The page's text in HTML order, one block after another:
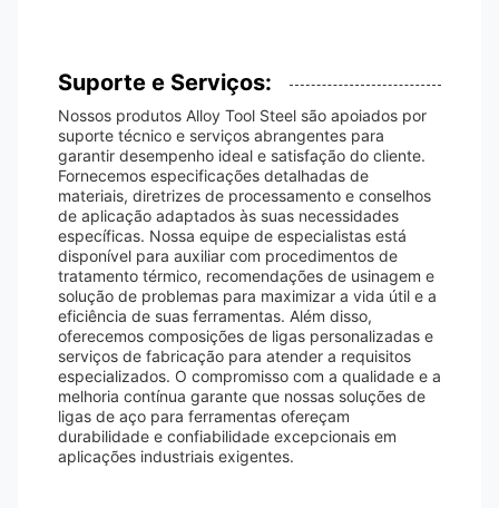
Suporte e Serviços:
Nossos produtos Alloy Tool Steel são apoiados por
suporte técnico e serviços abrangentes para
garantir desempenho ideal e satisfação do cliente.
Fornecemos especificações detalhadas de
materiais, diretrizes de processamento e conselhos
de aplicação adaptados às suas necessidades
específicas. Nossa equipe de especialistas está
disponível para auxiliar com procedimentos de
tratamento térmico, recomendações de usinagem e
solução de problemas para maximizar a vida útil e a
eficiência de suas ferramentas. Além disso,
oferecemos composições de ligas personalizadas e
serviços de fabricação para atender a requisitos
especializados. O compromisso com a qualidade e a
melhoria contínua garante que nossas soluções de
ligas de aço para ferramentas ofereçam
durabilidade e confiabilidade excepcionais em
aplicações industriais exigentes.